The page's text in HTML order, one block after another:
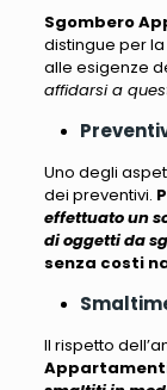
Sgombero
distingue per
alle esigenze
affidarsi a
Uno degli
dei preventivi.
effettuato un
di oggetti da
senza costi
Il rispetto